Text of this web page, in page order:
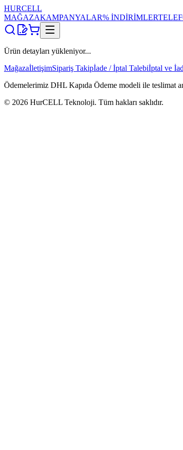
HURCELL
MAĞAZAKAMPANYALAR% İNDİRİMLER
Ürün detayları yükleniyor...
MağazaİletişimSipariş Takipİade / İptal Talebiİptal ve
Ödemelerimiz DHL Kapıda Ödeme modeli ile teslimat
© 2026 HurCELL Teknoloji. Tüm hakları saklıdır.